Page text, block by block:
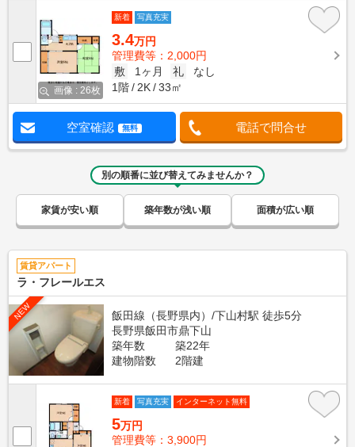
画像 : 26枚
新着 写真充実
3.4万円
管理費等：2,000円
敷
1ヶ月 礼
なし
1階
2K 33㎡
空室確認 無料 電話で問合せ
別の順番に並び替えてみませんか？
家賃が安い順 築年数が浅い順 面積が広い順
賃貸アパート
ラ・フレールエス
NEW
飯田線（長野県内）/下山村駅 徒歩5分
長野県飯田市鼎下山
築年数
築22年
建物階数
2階建
新着 写真充実 インターネット無料
5万円
管理費等：3,900円